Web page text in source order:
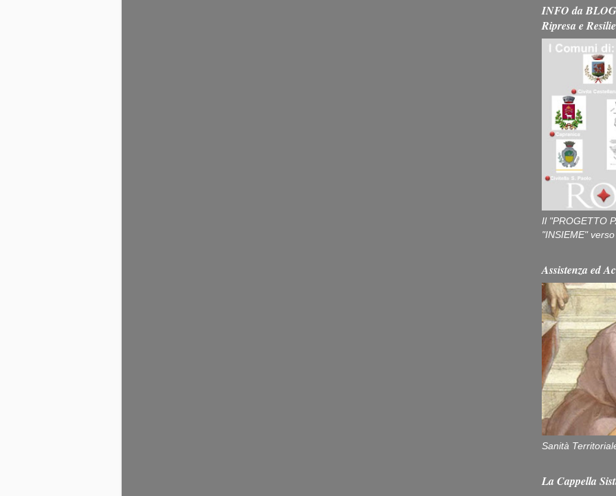
INFO da
Ripresa e
Il "PROGETTO
"INSIEME"
Assistenza ed
Sanità
La Cappella